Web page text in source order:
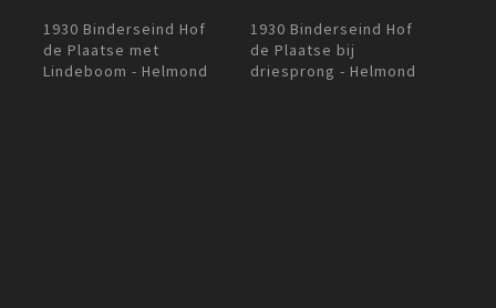
Binderseind Hof
Plaatse met
- Helmond
1930 Binderseind Hof
de Plaatse bij
driesprong - Helmond
1930